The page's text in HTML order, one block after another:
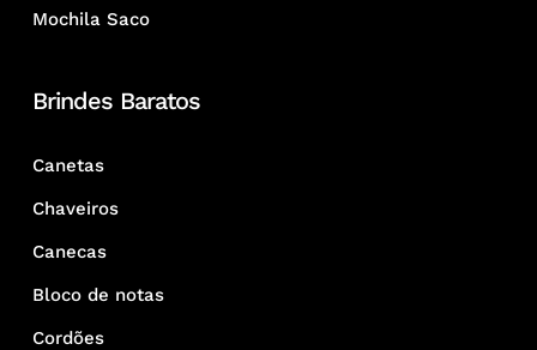
Mochila Saco
Brindes Baratos
Canetas
Chaveiros
Canecas
Bloco de notas
Cordões